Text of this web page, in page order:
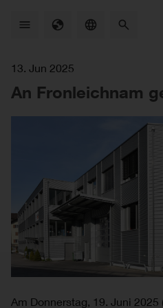
13. Jun 2025
An Fronleichnam
Am Donnerstag, 19. Juni